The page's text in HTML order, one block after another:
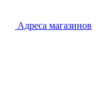
Адреса магазинов